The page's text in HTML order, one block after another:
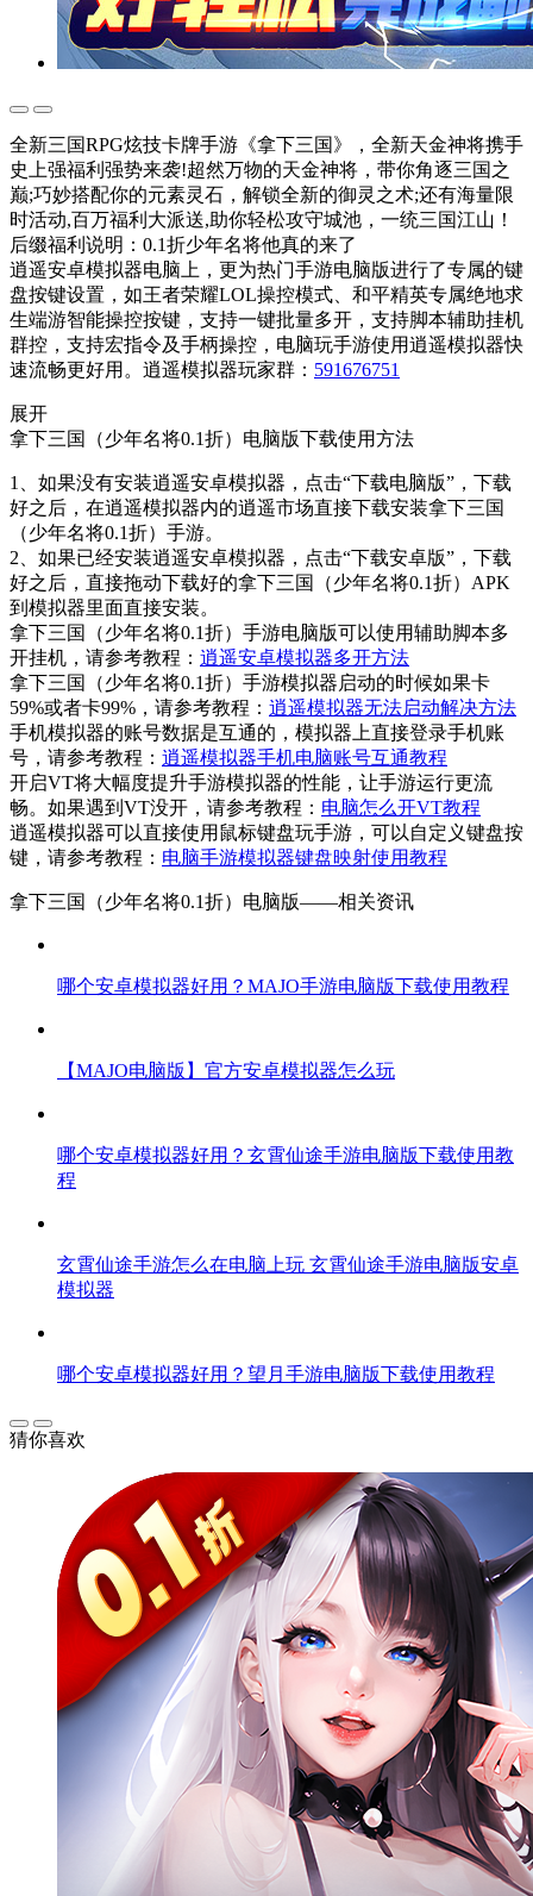
全新三国RPG炫技卡牌手游《拿下三国》，全新天金神将携手
史上强福利强势来袭!超然万物的天金神将，带你角逐三国之
巅;巧妙搭配你的元素灵石，解锁全新的御灵之术;还有海量限
时活动,百万福利大派送,助你轻松攻守城池，一统三国江山！
后缀福利说明：0.1折少年名将他真的来了
逍遥安卓模拟器电脑上，更为热门手游电脑版进行了专属的键
盘按键设置，如王者荣耀LOL操控模式、和平精英专属绝地求
生端游智能操控按键，支持一键批量多开，支持脚本辅助挂机
群控，支持宏指令及手柄操控，电脑玩手游使用逍遥模拟器快
速流畅更好用。逍遥模拟器玩家群： 591676751
展开
拿下三国（少年名将0.1折）电脑版下载使用方法
1、如果没有安装逍遥安卓模拟器，点击“下载电脑版”，下载
好之后，在逍遥模拟器内的逍遥市场直接下载安装拿下三国
（少年名将0.1折）手游。
2、如果已经安装逍遥安卓模拟器，点击“下载安卓版”，下载
好之后，直接拖动下载好的拿下三国（少年名将0.1折）APK
到模拟器里面直接安装。
拿下三国（少年名将0.1折）手游电脑版可以使用辅助脚本多
开挂机，请参考教程： 逍遥安卓模拟器多开方法
拿下三国（少年名将0.1折）手游模拟器启动的时候如果卡
59%或者卡99%，请参考教程： 逍遥模拟器无法启动解决方法
手机模拟器的账号数据是互通的，模拟器上直接登录手机账
号，请参考教程： 逍遥模拟器手机电脑账号互通教程
开启VT将大幅度提升手游模拟器的性能，让手游运行更流
畅。如果遇到VT没开，请参考教程： 电脑怎么开VT教程
逍遥模拟器可以直接使用鼠标键盘玩手游，可以自定义键盘按
键，请参考教程： 电脑手游模拟器键盘映射使用教程
拿下三国（少年名将0.1折）电脑版——相关资讯
哪个安卓模拟器好用？MAJO手游电脑版下载使用教程
【MAJO电脑版】官方安卓模拟器怎么玩
哪个安卓模拟器好用？玄霄仙途手游电脑版下载使用教
程
玄霄仙途手游怎么在电脑上玩 玄霄仙途手游电脑版安卓
模拟器
哪个安卓模拟器好用？望月手游电脑版下载使用教程
猜你喜欢